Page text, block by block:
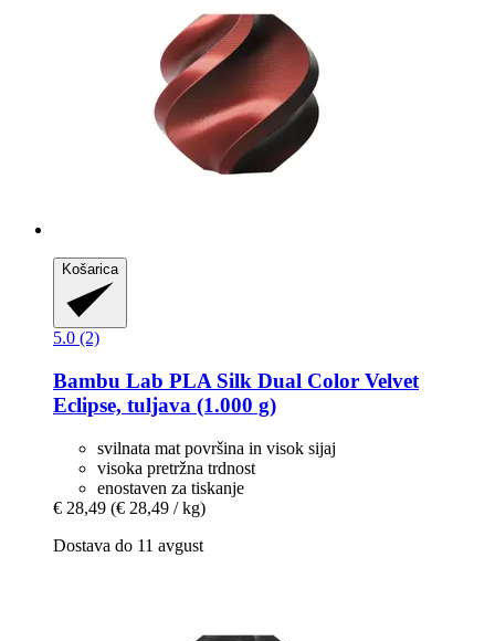
Košarica
5.0 (2)
Bambu Lab PLA Silk Dual Color Velvet
Eclipse, tuljava (1.000 g)
svilnata mat površina in visok sijaj
visoka pretržna trdnost
enostaven za tiskanje
€ 28,49 (€ 28,49 / kg)
Dostava do 11 avgust